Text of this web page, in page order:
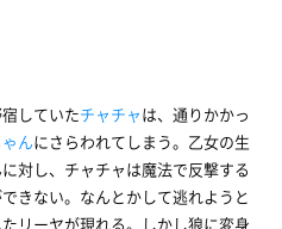
していたチャチャは、通りかかっ
んにさらわれてしまう。乙女の生
対し、チャチャは魔法で反撃する
きない。なんとかして逃れようと
リーヤが現れる。しかし狼に変身